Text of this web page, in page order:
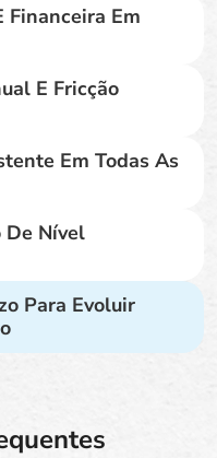
Em
E Fricção
Em Todas As
De Nível
Para Evoluir